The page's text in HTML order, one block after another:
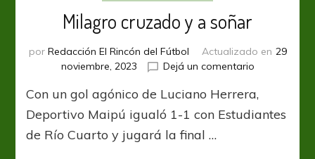
Milagro cruzado y a soñar
por Redacción El Rincón del Fútbol Actualizado en 29
noviembre, 2023
Dejá un comentarioen
cruzado
y
Con un gol agónico de Luciano Herrera,
Deportivo Maipú igualó 1-1 con Estudiantes
de Río Cuarto y jugará la final …